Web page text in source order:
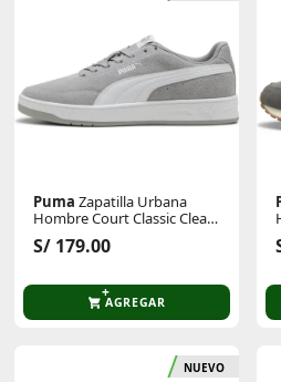
Puma Zapatilla Urbana
Hombre Court Classic Clean
Sd
S/ 179.00
AGREGAR
NUEVO